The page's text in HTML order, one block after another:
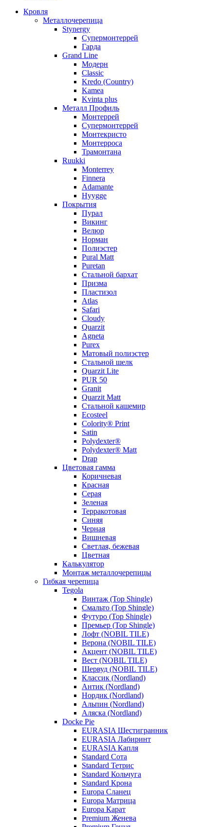
Кровля
Металлочерепица
Stynergy
Супермонтеррей
Гарда
Grand Line
Модерн
Classic
Kredo (Country)
Kamea
Kvinta plus
Металл Профиль
Монтеррей
Супермонтеррей
Монтекристо
Монтерроса
Трамонтана
Ruukki
Monterrey
Finnera
Adamante
Hyygge
Покрытия
Пурал
Викинг
Велюр
Норман
Полиэстер
Pural Matt
Puretan
Стальной бархат
Призма
Пластизол
Atlas
Safari
Cloudy
Quarzit
Agneta
Purex
Матовый полиэстер
Стальной шелк
Quarzit Lite
PUR 50
Granit
Quarzit Matt
Стальной кашемир
Ecosteel
Colority® Print
Satin
Polydexter®
Polydexter® Matt
Drap
Цветовая гамма
Коричневая
Красная
Серая
Зеленая
Терракотовая
Синяя
Черная
Вишневая
Светлая, бежевая
Цветная
Калькулятор
Монтаж металлочерепицы
Гибкая черепица
Tegola
Винтаж (Top Shingle)
Смальто (Top Shingle)
Футуро (Top Shingle)
Премьер (Top Shingle)
Лофт (NOBIL TILE)
Верона (NOBIL TILE)
Акцент (NOBIL TILE)
Вест (NOBIL TILE)
Шервуд (NOBIL TILE)
Классик (Nordland)
Антик (Nordland)
Нордик (Nordland)
Альпин (Nordland)
Аляска (Nordland)
Docke Pie
EURASIA Шестигранник
EURASIA Лабиринт
EURASIA Капля
Standard Сота
Standard Тетрис
Standard Кольчуга
Standard Крона
Europa Сланец
Europa Матрица
Europa Карат
Premium Женева